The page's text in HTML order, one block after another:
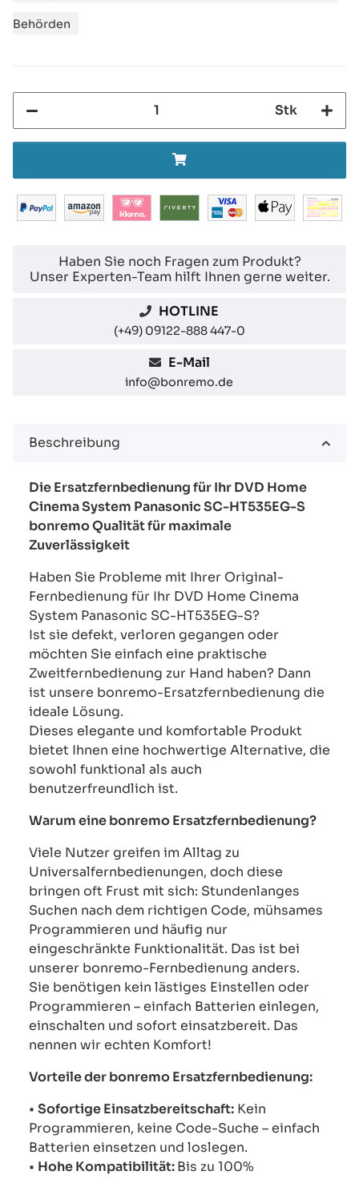
Behörden
Stk
Haben Sie noch Fragen zum Produkt?
Unser Experten-Team hilft Ihnen gerne weiter.
HOTLINE
(+49) 09122-888 447-0
E-Mail
info@bonremo.de
Beschreibung
Die Ersatzfernbedienung für Ihr DVD Home
Cinema System Panasonic SC-HT535EG-S
bonremo Qualität für maximale
Zuverlässigkeit
Haben Sie Probleme mit Ihrer Original-
Fernbedienung für Ihr DVD Home Cinema
System Panasonic SC-HT535EG-S?
Ist sie defekt, verloren gegangen oder
möchten Sie einfach eine praktische
Zweitfernbedienung zur Hand haben? Dann
ist unsere bonremo-Ersatzfernbedienung die
ideale Lösung.
Dieses elegante und komfortable Produkt
bietet Ihnen eine hochwertige Alternative, die
sowohl funktional als auch
benutzerfreundlich ist.
Warum eine bonremo Ersatzfernbedienung?
Viele Nutzer greifen im Alltag zu
Universalfernbedienungen, doch diese
bringen oft Frust mit sich: Stundenlanges
Suchen nach dem richtigen Code, mühsames
Programmieren und häufig nur
eingeschränkte Funktionalität. Das ist bei
unserer bonremo-Fernbedienung anders.
Sie benötigen kein lästiges Einstellen oder
Programmieren – einfach Batterien einlegen,
einschalten und sofort einsatzbereit. Das
nennen wir echten Komfort!
Vorteile der bonremo Ersatzfernbedienung:
• Sofortige Einsatzbereitschaft: Kein
Programmieren, keine Code-Suche – einfach
Batterien einsetzen und loslegen.
• Hohe Kompatibilität:Bis zu 100%